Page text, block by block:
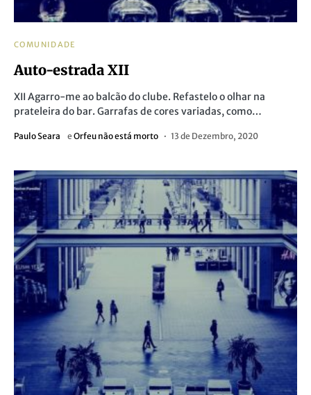
COMUNIDADE
Auto-estrada XII
XII Agarro-me ao balcão do clube. Refastelo o olhar na
prateleira do bar. Garrafas de cores variadas, como…
Paulo Seara e Orfeu não está morto 13 de Dezembro, 2020